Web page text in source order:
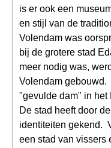
is er ook een
en stijl van de
Volendam was
bij de grotere stad
meer nodig was,
Volendam
"gevulde dam" in het
De stad heeft door
identiteiten gekend.
een stad van vissers